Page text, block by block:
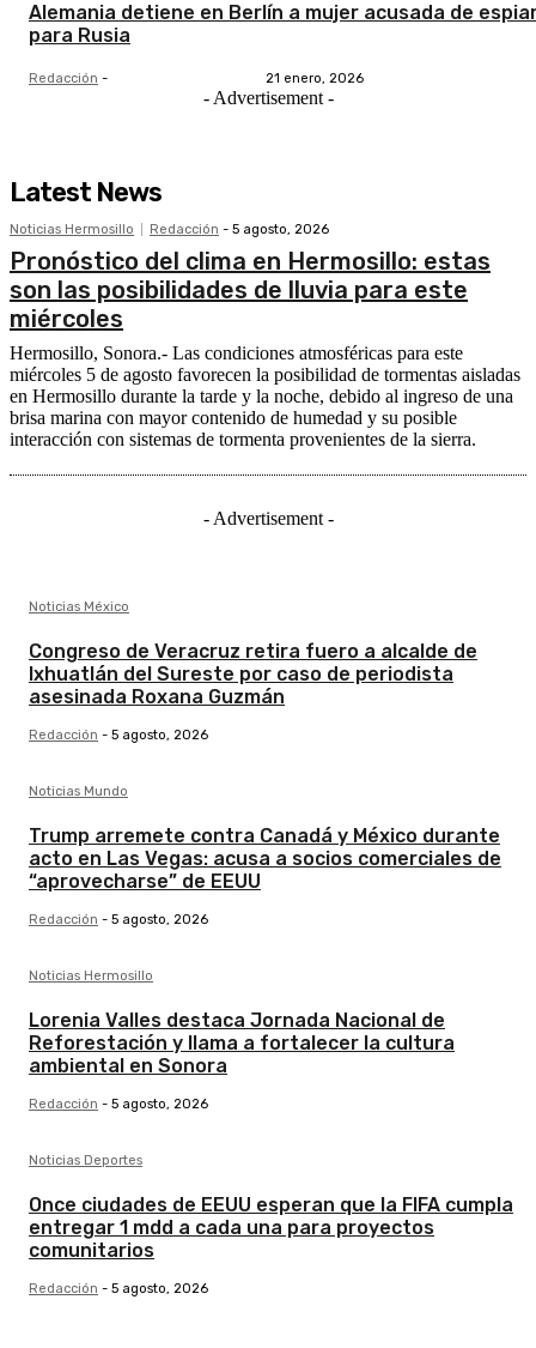
Alemania detiene en Berlín a mujer acusada de
para Rusia
Redacción - 21 enero, 2026
- Advertisement -
Latest News
Noticias Hermosillo Redacción - 5 agosto, 2026
Pronóstico del clima en Hermosillo: estas
son las posibilidades de lluvia para este
miércoles
Hermosillo, Sonora.- Las condiciones atmosféricas para este
miércoles 5 de agosto favorecen la posibilidad de tormentas aisladas
en Hermosillo durante la tarde y la noche, debido al ingreso de una
brisa marina con mayor contenido de humedad y su posible
interacción con sistemas de tormenta provenientes de la sierra.
- Advertisement -
Noticias México
Congreso de Veracruz retira fuero a alcalde de
Ixhuatlán del Sureste por caso de periodista
asesinada Roxana Guzmán
Redacción - 5 agosto, 2026
Noticias Mundo
Trump arremete contra Canadá y México durante
acto en Las Vegas: acusa a socios comerciales de
“aprovecharse” de EEUU
Redacción - 5 agosto, 2026
Noticias Hermosillo
Lorenia Valles destaca Jornada Nacional de
Reforestación y llama a fortalecer la cultura
ambiental en Sonora
Redacción - 5 agosto, 2026
Noticias Deportes
Once ciudades de EEUU esperan que la FIFA cumpla
entregar 1 mdd a cada una para proyectos
comunitarios
Redacción - 5 agosto, 2026